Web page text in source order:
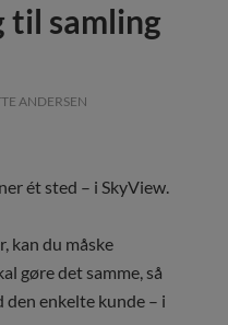
til samling
ANDERSEN
ét sted – i SkyView.
kan du måske
gøre det samme, så
enkelte kunde – i